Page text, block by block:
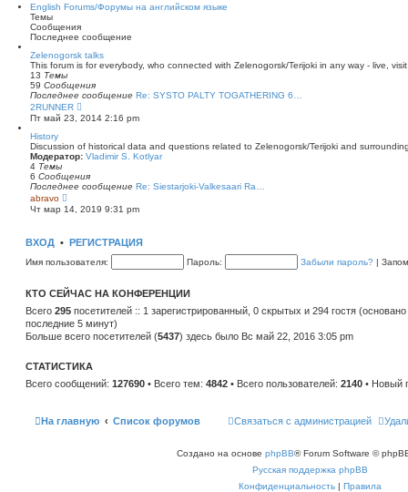
н
е
у
с
о
б
щ
е
н
и
ю
й
и
к
п
о
с
е
д
н
е
с
о
б
щ
н
English Forums/Форумы на английском языке
Темы
Сообщения
Последнее сообщение
Zelenogorsk talks
This forum is for everybody, who connected with Zelenogorsk/Terijoki in any way - live,
13 Темы
59 Сообщения
Последнее сообщение Re: SYSTO PALTY TOGATHERING 6…
2RUNNER
е
р
й
т
к
п
с
л
н
м
о
б
щ
е
ю
Пт май 23, 2014 2:16 pm
History
Discussion of historical data and questions related to Zelenogorsk/Terijoki and
Модератор: Vladimir S. Kotlyar
4 Темы
6 Сообщения
Последнее сообщение Re: Siestarjoki-Valkesaari Ra…
abravo
е
р
т
к
о
с
л
е
д
н
у
о
е
Чт мар 14, 2019 9:31 pm
ВХОД • РЕГИСТРАЦИЯ
Имя пользователя: Пароль: Забыли пароль? |
КТО СЕЙЧАС НА КОНФЕРЕНЦИИ
Всего 295 посетителей :: 1 зарегистрированный, 0 скрытых и 294 гостя
последние 5 минут)
Больше всего посетителей (5437) здесь было Вс май 22, 2016 3:05 pm
СТАТИСТИКА
Всего сообщений: 127690 • Всего тем: 4842 • Всего пользователей: 2140 • Новый
На главную Список форумов Связаться с администрацией
Создано на основе phpBB® Forum Software ©
Русская поддержка phpBB
Конфиденциальность | Правила